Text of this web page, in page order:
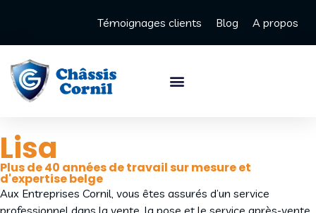
Témoignages clients Blog A propos
Lisa
Plus de 40 années de travail sur mesure et
d'expertise belge
Aux Entreprises Cornil, vous êtes assurés d’un service